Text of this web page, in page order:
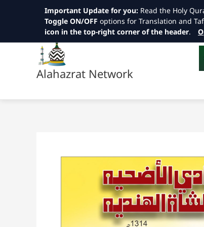
to
Alahazrat Network
Important Update for you: Read the Holy
Toggle ON/OFF options for Translation and
icon in the top-right corner of the header.